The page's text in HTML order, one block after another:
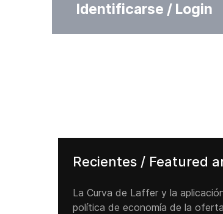
Identificarse / Login
Recientes / Featured
La Curva de Laffer y la
política de economía de la oferta